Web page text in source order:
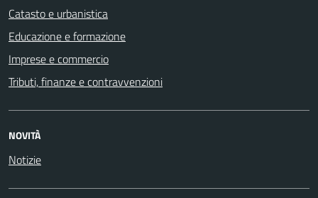
Catasto e urbanistica
Educazione e formazione
Imprese e commercio
Tributi, finanze e contravvenzioni
NOVITÀ
Notizie